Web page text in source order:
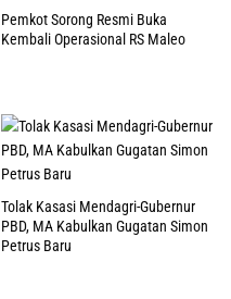
Pemkot Sorong Resmi Buka
Kembali Operasional RS Maleo
Tolak Kasasi Mendagri-Gubernur
PBD, MA Kabulkan Gugatan Simon
Petrus Baru